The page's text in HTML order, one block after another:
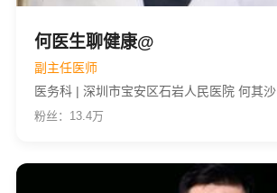
何医生聊健康@
副主任医师
医务科 | 深圳市宝安区石岩人民医院 何其沙
粉丝：13.4万